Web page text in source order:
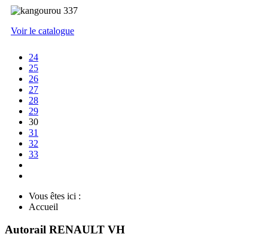
Voir le catalogue
24
25
26
27
28
29
30
31
32
33
Vous êtes ici :
Accueil
Autorail RENAULT VH